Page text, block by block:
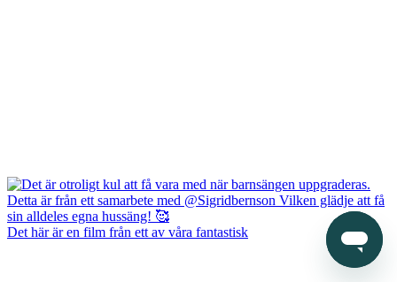
Det här är en film från ett av våra fantastisk